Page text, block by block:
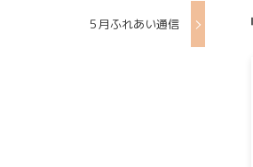
５月ふれあい通信